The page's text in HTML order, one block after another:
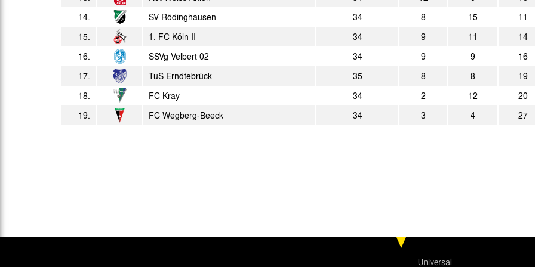
Alemannia
14. SV Rödinghausen 34 8 15 11
15. 1. FC Köln II 34 9 11 14
16. SSVg Velbert 02 34 9 9 16
17. TuS Erndtebrück 35 8 8 19
18. FC Kray 34 2 12 20
19. FC Wegberg-Beeck 34 3 4 27